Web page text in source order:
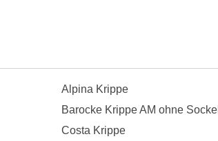
Alpina Krippe
Barocke Krippe AM ohne Sockel
Costa Krippe